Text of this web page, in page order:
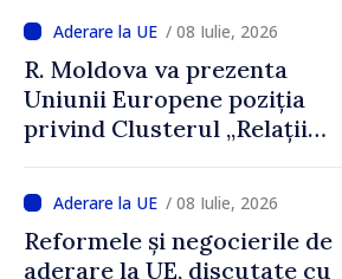
negocieri privind aderarea
Republicii Moldova la UE
/ 08 Iulie, 2026
R. Moldova va prezenta
Uniunii Europene poziția
privind Clusterul „Relații
Gherasimov: „Suntem
pregătiți pentru acest pas
de mai bine de un an”
/ 08 Iulie, 2026
Reformele și negocierile de
aderare la UE, discutate cu